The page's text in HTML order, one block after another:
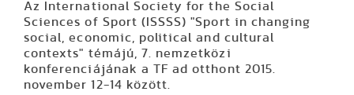
Az International Society for the Social
Sciences of Sport (ISSSS) "Sport in changing
social, economic, political and cultural
contexts" témájú, 7. nemzetközi
konferenciájának a TF ad otthont 2015.
november 12-14 között.